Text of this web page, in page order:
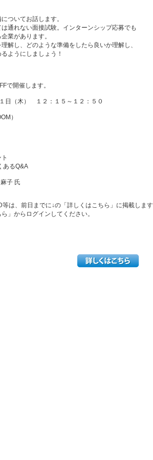
ついてお話します。
通れない面接試験。インターンシップ応募でも
業があります。
解し、どのような準備をしたら良いか理解し、
ようにしましょう！
で開催します。
日（木） １２：１５～１２：５０
）
るQ&A
子 氏
は、前日までに↓の「詳しくはこちら」に掲載しま
ら」からログインしてください。